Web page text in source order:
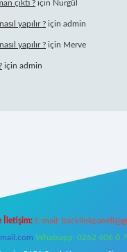
çıktı ? için Nurgül
yapılır ? için admin
yapılır ? için Merve
için admin
İletişim: E-mail:
Whatsapp: 0262 606 0